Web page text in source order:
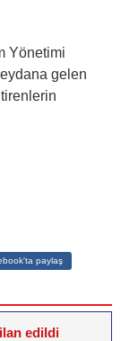
Yönetimi
gelen
paylaş
edildi